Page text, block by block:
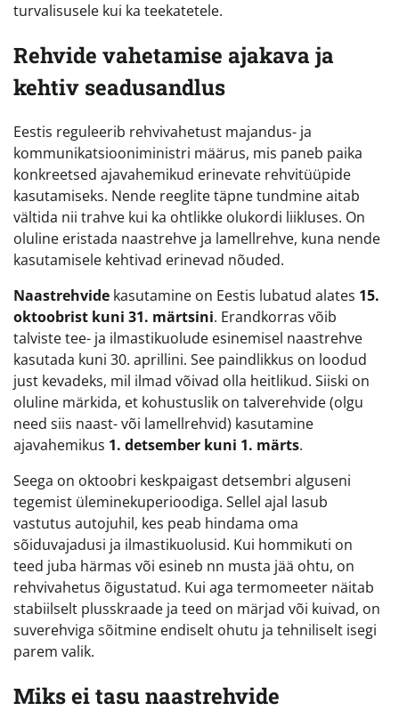
turvalisusele kui ka teekatetele.
Rehvide vahetamise ajakava ja
kehtiv seadusandlus
Eestis reguleerib rehvivahetust majandus- ja
kommunikatsiooniministri määrus, mis paneb paika
konkreetsed ajavahemikud erinevate rehvitüüpide
kasutamiseks. Nende reeglite täpne tundmine aitab
vältida nii trahve kui ka ohtlikke olukordi liikluses. On
oluline eristada naastrehve ja lamellrehve, kuna nende
kasutamisele kehtivad erinevad nõuded.
Naastrehvide kasutamine on Eestis lubatud alates 15.
oktoobrist kuni 31. märtsini. Erandkorras võib
talviste tee- ja ilmastikuolude esinemisel naastrehve
kasutada kuni 30. aprillini. See paindlikkus on loodud
just kevadeks, mil ilmad võivad olla heitlikud. Siiski on
oluline märkida, et kohustuslik on talverehvide (olgu
need siis naast- või lamellrehvid) kasutamine
ajavahemikus 1. detsember kuni 1. märts.
Seega on oktoobri keskpaigast detsembri alguseni
tegemist üleminekuperioodiga. Sellel ajal lasub
vastutus autojuhil, kes peab hindama oma
sõiduvajadusi ja ilmastikuolusid. Kui hommikuti on
teed juba härmas või esineb nn musta jää ohtu, on
rehvivahetus õigustatud. Kui aga termomeeter näitab
stabiilselt plusskraade ja teed on märjad või kuivad, on
suverehviga sõitmine endiselt ohutu ja tehniliselt isegi
parem valik.
Miks ei tasu naastrehvide